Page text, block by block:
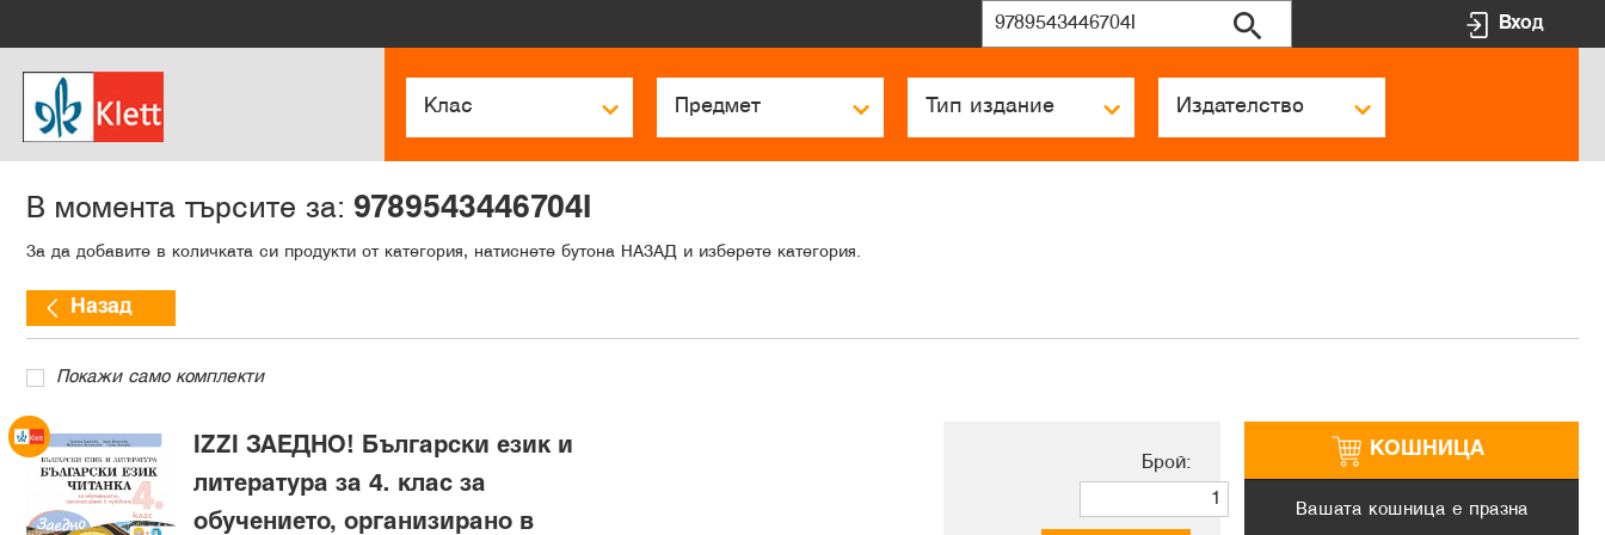
Вход
В момента търсите за: 9789543446704I
За да добавите в количката си продукти от категория, натиснете бутона НАЗАД и изберете категория.
Назад
Покажи само комплекти
IZZI ЗАЕДНО! Български език и
литература за 4. клас за
обучението, организирано в
Брой:
КОШНИЦА
Вашата кошница е празна